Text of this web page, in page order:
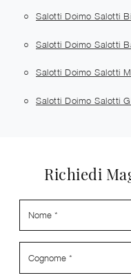
Salotti Doimo Salotti
Salotti Doimo Salotti
Salotti Doimo Salotti
Salotti Doimo Salotti
Richiedi